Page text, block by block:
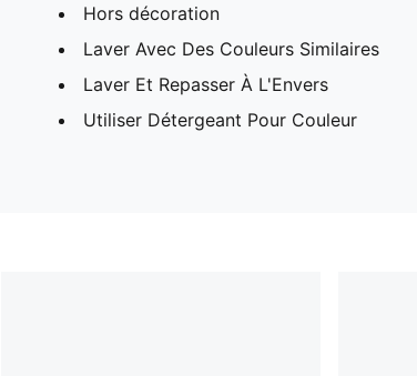
Hors décoration
Laver Avec Des Couleurs Similaires
Laver Et Repasser À L'Envers
Utiliser Détergeant Pour Couleur